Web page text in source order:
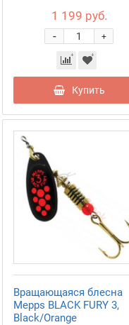
1 199 руб.
+
-
Купить
Вращающаяся блесна
Mepps BLACK FURY 3,
Black/Orange